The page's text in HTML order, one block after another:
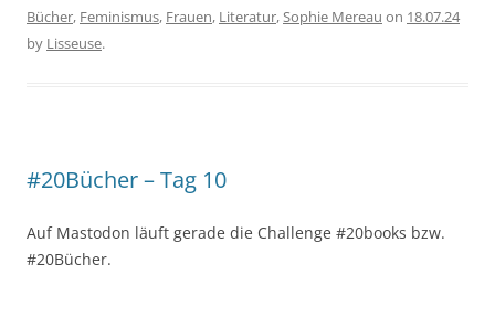
Bücher, Feminismus, Frauen, Literatur,Sophie Mereau on 18.07.24
by Lisseuse.
#20Bücher – Tag 10
Auf Mastodon läuft gerade die Challenge #20books bzw.
#20Bücher.